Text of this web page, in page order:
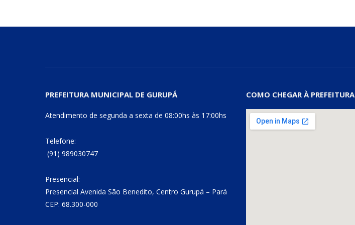
PREFEITURA MUNICIPAL DE GURUPÁ
Atendimento de segunda a sexta de 08:00hs às 17:00hs
Telefone:
(91) 989030747
Presencial:
Presencial Avenida São Benedito, Centro Gurupá – Pará
CEP: 68.300-000
COMO CHEGAR À PREFEITURA